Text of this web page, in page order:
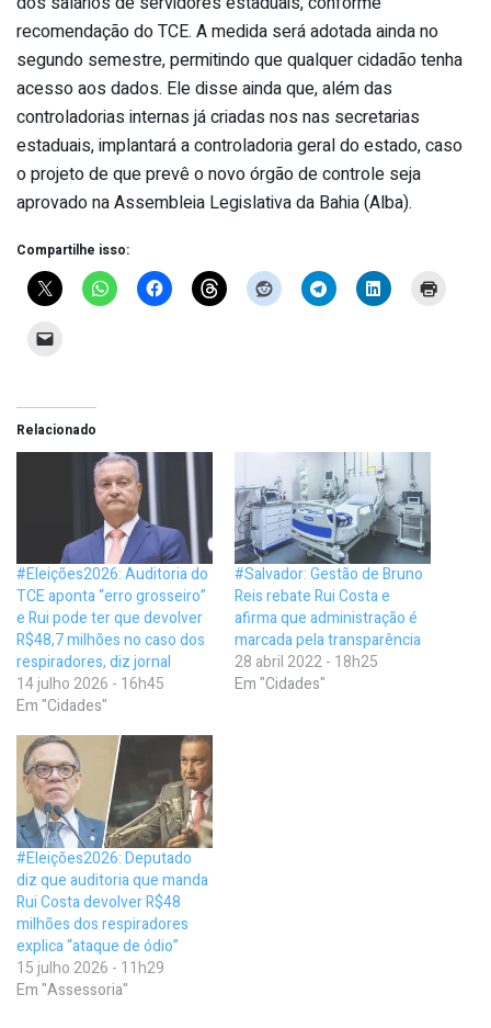
recomendação do TCE. A medida será adotada ainda no
segundo semestre, permitindo que qualquer cidadão tenha
acesso aos dados. Ele disse ainda que, além das
controladorias internas já criadas nos nas secretarias
estaduais, implantará a controladoria geral do estado, caso
o projeto de que prevê o novo órgão de controle seja
aprovado na Assembleia Legislativa da Bahia (Alba).
Compartilhe isso:
Relacionado
#Eleições2026: Auditoria do
TCE aponta “erro grosseiro”
e Rui pode ter que devolver
R$48,7 milhões no caso dos
respiradores, diz jornal
14 julho 2026 - 16h45
Em "Cidades"
#Salvador: Gestão de Bruno
Reis rebate Rui Costa e
afirma que administração é
marcada pela transparência
28 abril 2022 - 18h25
Em "Cidades"
#Eleições2026: Deputado
diz que auditoria que manda
Rui Costa devolver R$48
milhões dos respiradores
explica “ataque de ódio”
15 julho 2026 - 11h29
Em "Assessoria"